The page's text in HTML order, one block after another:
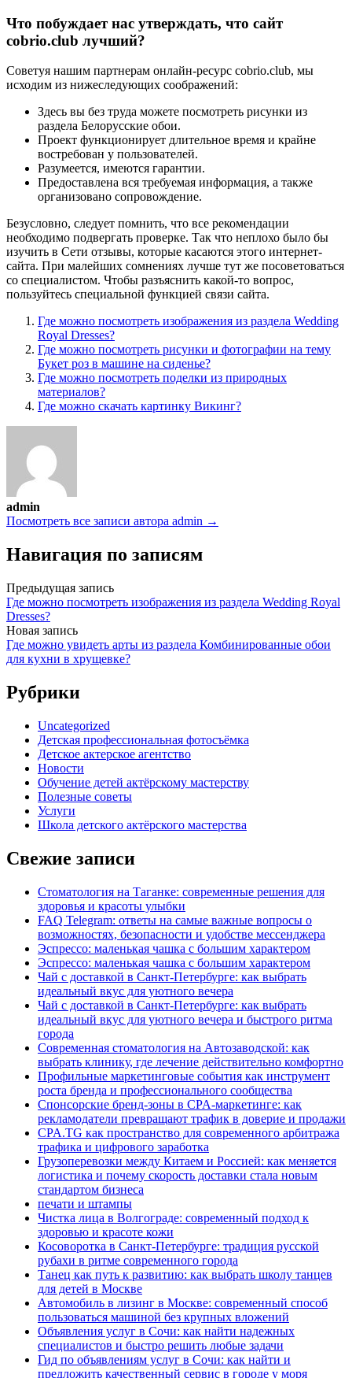
Что побуждает нас утверждать, что сайт
cobrio.club лучший?
Советуя нашим партнерам онлайн-ресурс cobrio.club, мы
исходим из нижеследующих соображений:
Здесь вы без труда можете посмотреть рисунки из
раздела Белорусские обои.
Проект функционирует длительное время и крайне
востребован у пользователей.
Разумеется, имеются гарантии.
Предоставлена вся требуемая информация, а также
организовано сопровождение.
Безусловно, следует помнить, что все рекомендации
необходимо подвергать проверке. Так что неплохо было бы
изучить в Сети отзывы, которые касаются этого интернет-
сайта. При малейших сомнениях лучше тут же посоветоваться
со специалистом. Чтобы разъяснить какой-то вопрос,
пользуйтесь специальной функцией связи сайта.
Где можно посмотреть изображения из раздела Wedding
Royal Dresses?
Где можно посмотреть рисунки и фотографии на тему
Букет роз в машине на сиденье?
Где можно посмотреть поделки из природных
материалов?
Где можно скачать картинку Викинг?
admin
Посмотреть все записи автора admin →
Навигация по записям
Предыдущая запись
Где можно посмотреть изображения из раздела Wedding Royal
Dresses?
Новая запись
Где можно увидеть арты из раздела Комбинированные обои
для кухни в хрущевке?
Рубрики
Uncategorized
Детская профессиональная фотосъёмка
Детское актерское агентство
Новости
Обучение детей актёрскому мастерству
Полезные советы
Услуги
Школа детского актёрского мастерства
Свежие записи
Стоматология на Таганке: современные решения для
здоровья и красоты улыбки
FAQ Telegram: ответы на самые важные вопросы о
возможностях, безопасности и удобстве мессенджера
Эспрессо: маленькая чашка с большим характером
Эспрессо: маленькая чашка с большим характером
Чай с доставкой в Санкт-Петербурге: как выбрать
идеальный вкус для уютного вечера
Чай с доставкой в Санкт-Петербурге: как выбрать
идеальный вкус для уютного вечера и быстрого ритма
города
Современная стоматология на Автозаводской: как
выбрать клинику, где лечение действительно комфортно
Профильные маркетинговые события как инструмент
роста бренда и профессионального сообщества
Спонсорские бренд-зоны в CPA-маркетинге: как
рекламодатели превращают трафик в доверие и продажи
CPA.TG как пространство для современного арбитража
трафика и цифрового заработка
Грузоперевозки между Китаем и Россией: как меняется
логистика и почему скорость доставки стала новым
стандартом бизнеса
печати и штампы
Чистка лица в Волгограде: современный подход к
здоровью и красоте кожи
Косоворотка в Санкт-Петербурге: традиция русской
рубахи в ритме современного города
Танец как путь к развитию: как выбрать школу танцев
для детей в Москве
Автомобиль в лизинг в Москве: современный способ
пользоваться машиной без крупных вложений
Объявления услуг в Сочи: как найти надежных
специалистов и быстро решить любые задачи
Гид по объявлениям услуг в Сочи: как найти и
предложить качественный сервис в городе у моря